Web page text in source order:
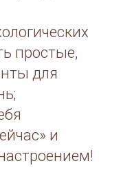
простые,
для
и